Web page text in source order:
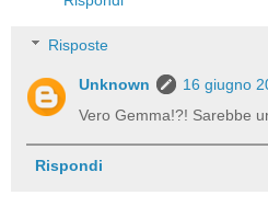
Risposte
Unknown
16 giugno
Vero Gemma!?! Sarebbe
Rispondi